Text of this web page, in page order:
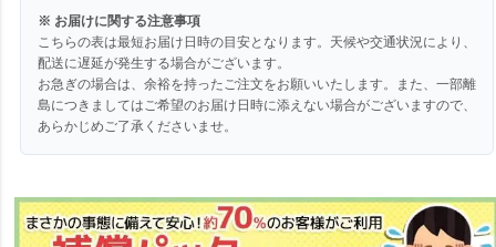
※ お届けに関する注意事項
こちらの表は最短お届け日時の目安となります。天候や交通状況により、
配送に遅延が発生する場合がございます。
お急ぎの場合は、余裕を持ったご注文をお願いいたします。また、一部離
島につきましてはご希望のお届け日時に添えない場合がございますので、
あらかじめご了承くださいませ。